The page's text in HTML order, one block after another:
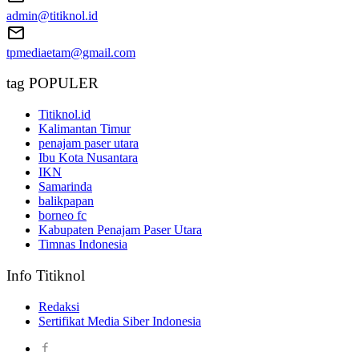
admin@titiknol.id
tpmediaetam@gmail.com
tag POPULER
Titiknol.id
Kalimantan Timur
penajam paser utara
Ibu Kota Nusantara
IKN
Samarinda
balikpapan
borneo fc
Kabupaten Penajam Paser Utara
Timnas Indonesia
Info Titiknol
Redaksi
Sertifikat Media Siber Indonesia